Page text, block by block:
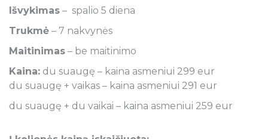
Išvykimas – spalio 5 diena
Trukmė – 7 nakvynės
Maitinimas – be maitinimo
Kaina: du suaugę – kaina asmeniui 299 eur
du suaugę + vaikas – kaina asmeniui 291 eur
du suaugę + du vaikai – kaina asmeniui 259 eur